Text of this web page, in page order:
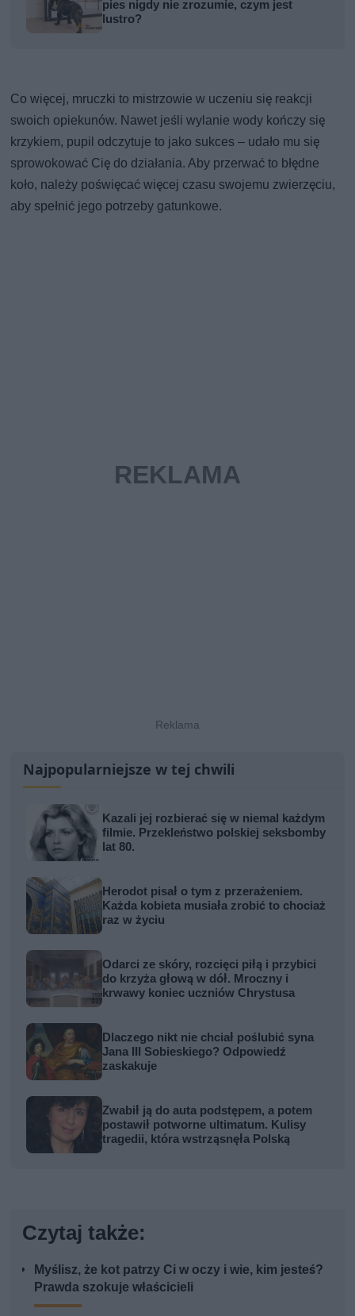
pies nigdy nie zrozumie, czym jest
lustro?
Co więcej, mruczki to mistrzowie w uczeniu się reakcji
swoich opiekunów. Nawet jeśli wylanie wody kończy się
krzykiem, pupil odczytuje to jako sukces – udało mu się
sprowokować Cię do działania. Aby przerwać to błędne
koło, należy poświęcać więcej czasu swojemu zwierzęciu,
aby spełnić jego potrzeby gatunkowe.
Najpopularniejsze w tej chwili
Kazali jej rozbierać się w niemal każdym
filmie. Przekleństwo polskiej seksbomby
lat 80.
Herodot pisał o tym z przerażeniem.
Każda kobieta musiała zrobić to chociaż
raz w życiu
Odarci ze skóry, rozcięci piłą i przybici
do krzyża głową w dół. Mroczny i
krwawy koniec uczniów Chrystusa
Dlaczego nikt nie chciał poślubić syna
Jana III Sobieskiego? Odpowiedź
zaskakuje
Zwabił ją do auta podstępem, a potem
postawił potworne ultimatum. Kulisy
tragedii, która wstrząsnęła Polską
Czytaj także:
Myślisz, że kot patrzy Ci w oczy i wie, kim jesteś?
Prawda szokuje właścicieli